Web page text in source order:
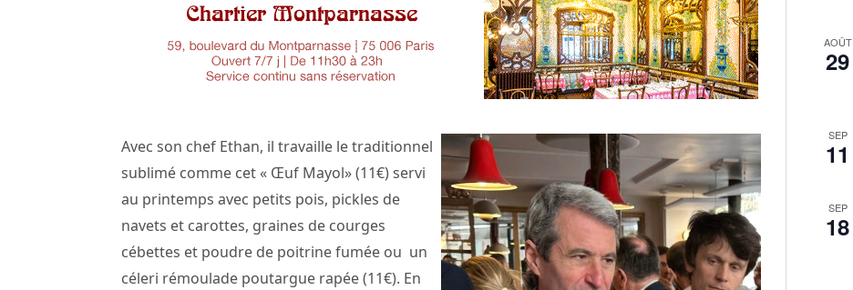
Avec son chef Ethan, il travaille le traditionnel
sublimé comme cet « Œuf Mayol» (11€) servi
au printemps avec petits pois, pickles de
navets et carottes, graines de courges
cébettes et poudre de poitrine fumée ou un
céleri rémoulade poutargue rapée (11€). En
AOÛT
29
SEP
11
SEP
18